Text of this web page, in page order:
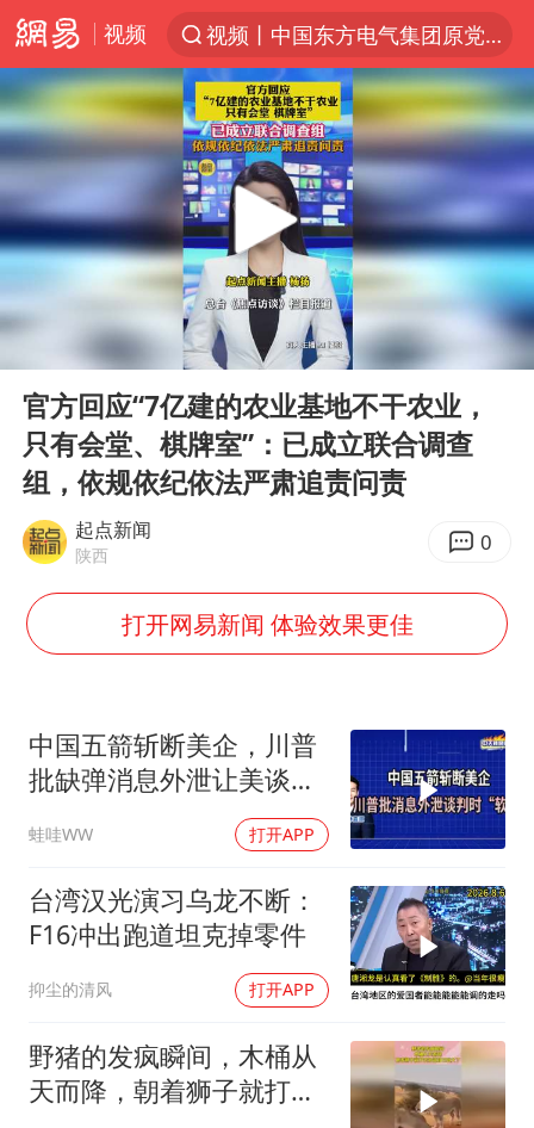
视频
视频丨中国东方电气集团原党组副书记、董事宋致远被查
“China Cool”火了，老外爱上中国避暑游
“南湖号”盾构机下线
香港宏福苑火灾或由烟头引起
浙江台州《告全体市民书》
伊斯兰版北约来了吗
中国父女泰国骑摩托车坠崖1死1伤
四川宜宾3.4级地震
周末打虎 宋致远被查
陕西柞水泥石流已致2死 仍有1人失联
多所高校取消艺考
万岁山接盘烂尾恒大文旅城
薛之谦杭州站演唱会取消
习近平心系体育强国建设
Play
官方回应“7亿建的农业基地不干农业，
只有会堂、棋牌室”：已成立联合调查
组，依规依纪依法严肃追责问责
起点新闻
陕西 0
打开网易新闻 体验效果更佳
中国五箭斩断美企，川普
批缺弹消息外泄让美谈判
时“软弱”｜介文汲.郭正亮.
栗正杰｜辣晚报20260807
蛙哇WW 打开APP
台湾汉光演习乌龙不断：
F16冲出跑道坦克掉零件
抑尘的清风 打开APP
野猪的发疯瞬间，木桶从
天而降，朝着狮子就打去